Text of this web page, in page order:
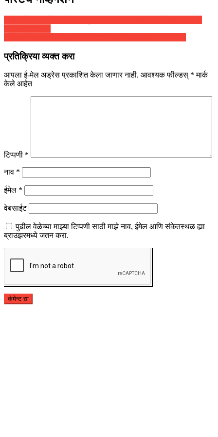
प्रतिक्रिया व्यक्त करा
आपला ई-मेल अड्रेस प्रकाशित केला जाणार नाही. आवश्यक फील्डस् * मार्क
केले आहेत
टिप्पणी *
नाव *
ईमेल *
वेबसाईट
पुढील वेळेच्या माझ्या टिप्पणी साठी माझे नाव, ईमेल आणि संकेतस्थळ ह्या
ब्राउझरमध्ये जतन करा.